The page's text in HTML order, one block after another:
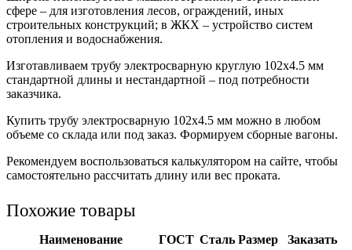
сфере – для изготовления лесов, ограждений, иных
строительных конструкций; в ЖКХ – устройство систем
отопления и водоснабжения.
Изготавливаем трубу электросварную круглую 102х4.5 мм
стандартной длины и нестандартной – под потребности
заказчика.
Купить трубу электросварную 102х4.5 мм можно в любом
объеме со склада или под заказ. Формируем сборные вагоны.
Рекомендуем воспользоваться калькулятором на сайте, чтобы
самостоятельно рассчитать длину или вес проката.
Похожие товары
Наименование ГОСТ Сталь Размер
Заказать